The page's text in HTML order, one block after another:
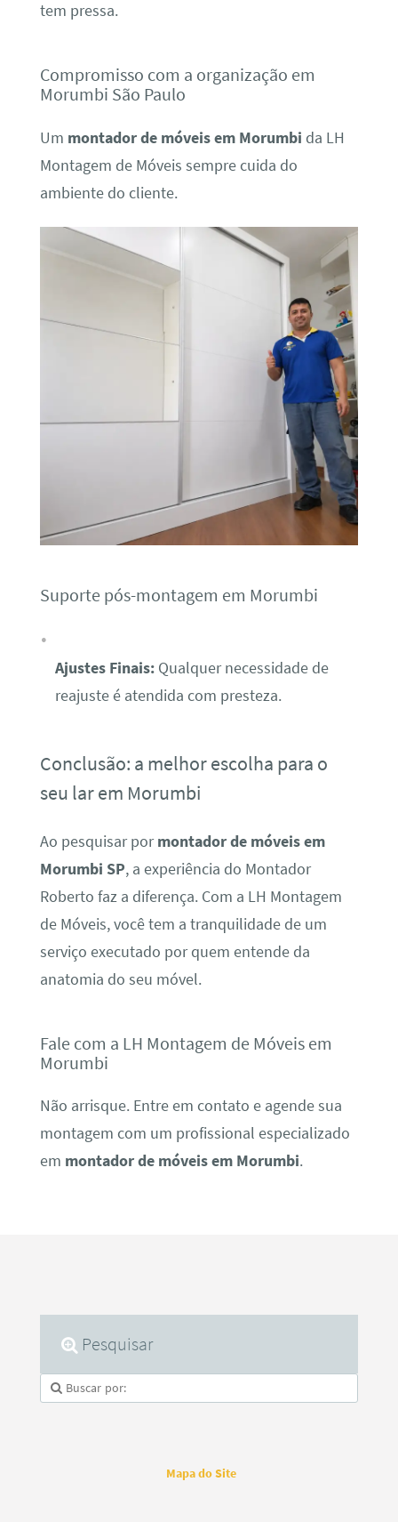
tem pressa.
Compromisso com a organização em
Morumbi São Paulo
Um montador de móveis em Morumbi da LH
Montagem de Móveis sempre cuida do
ambiente do cliente.
Suporte pós-montagem em Morumbi
Ajustes Finais:Qualquer necessidade de
reajuste é atendida com presteza.
Conclusão: a melhor escolha para o
seu lar em Morumbi
Ao pesquisar pormontador de móveis em
Morumbi SP, a experiência do Montador
Roberto faz a diferença. Com a LH Montagem
de Móveis, você tem a tranquilidade de um
serviço executado por quem entende da
anatomia do seu móvel.
Fale com a LH Montagem de Móveis em
Morumbi
Não arrisque. Entre em contato e agende sua
montagem com um profissional especializado
em montador de móveis em Morumbi.
Pesquisar
Mapa do Site